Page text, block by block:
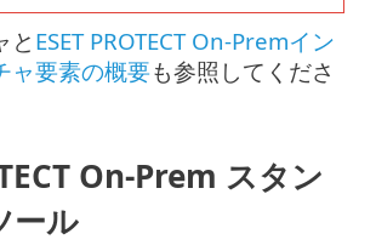
とESET PROTECT On-Premイン
ャ要素の概要も参照してくださ
On-Prem スタン
ール